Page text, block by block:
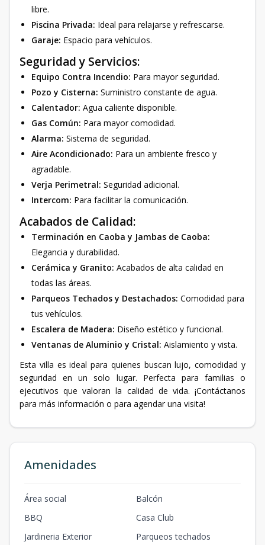
libre.
Piscina Privada: Ideal para relajarse y refrescarse.
Garaje: Espacio para vehículos.
Seguridad y Servicios:
Equipo Contra Incendio: Para mayor seguridad.
Pozo y Cisterna: Suministro constante de agua.
Calentador: Agua caliente disponible.
Gas Común: Para mayor comodidad.
Alarma: Sistema de seguridad.
Aire Acondicionado: Para un ambiente fresco y
agradable.
Verja Perimetral: Seguridad adicional.
Intercom: Para facilitar la comunicación.
Acabados de Calidad:
Terminación en Caoba y Jambas de Caoba:
Elegancia y durabilidad.
Cerámica y Granito: Acabados de alta calidad en
todas las áreas.
Parqueos Techados y Destachados: Comodidad para
tus vehículos.
Escalera de Madera: Diseño estético y funcional.
Ventanas de Aluminio y Cristal: Aislamiento y vista.
Esta villa es ideal para quienes buscan lujo, comodidad y
seguridad en un solo lugar. Perfecta para familias o
ejecutivos que valoran la calidad de vida. ¡Contáctanos
para más información o para agendar una visita!
Amenidades
Área social
Balcón
BBQ
Casa Club
Jardineria Exterior
Parqueos techados